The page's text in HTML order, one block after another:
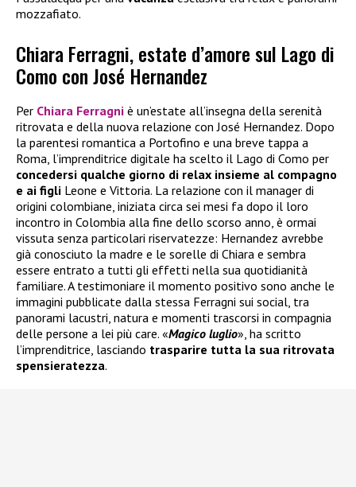
mozzafiato.
Chiara Ferragni, estate d’amore sul Lago di
Como con José Hernandez
Per Chiara Ferragni è un’estate all’insegna della serenità
ritrovata e della nuova relazione con José Hernandez. Dopo
la parentesi romantica a Portofino e una breve tappa a
Roma, l’imprenditrice digitale ha scelto il Lago di Como per
concedersi qualche giorno di relax insieme al compagno
e ai figli Leone e Vittoria. La relazione con il manager di
origini colombiane, iniziata circa sei mesi fa dopo il loro
incontro in Colombia alla fine dello scorso anno, è ormai
vissuta senza particolari riservatezze: Hernandez avrebbe
già conosciuto la madre e le sorelle di Chiara e sembra
essere entrato a tutti gli effetti nella sua quotidianità
familiare. A testimoniare il momento positivo sono anche le
immagini pubblicate dalla stessa Ferragni sui social, tra
panorami lacustri, natura e momenti trascorsi in compagnia
delle persone a lei più care. «Magico luglio», ha scritto
l’imprenditrice, lasciando trasparire tutta la sua ritrovata
spensieratezza.